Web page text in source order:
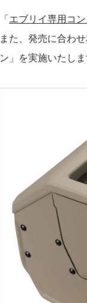
「 エブリイ専用コ
また、発売に合わ
ン」を実施いたし